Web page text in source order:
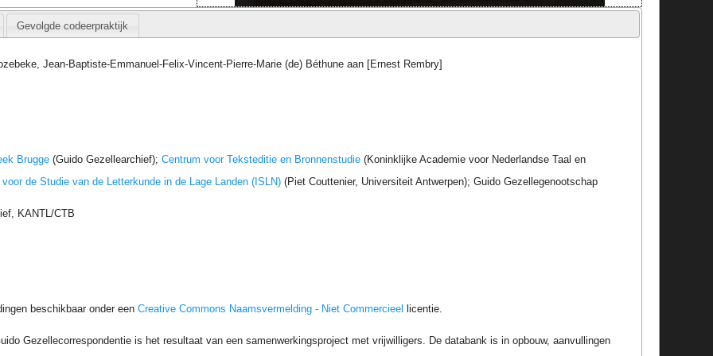
Gevolgde codeerpraktijk
Jean-Baptiste-Emmanuel-Felix-Vincent-Pierre-Marie (de) Béthune aan [Ernest Rembry]
Brugge (Guido Gezellearchief);Centrum voor Teksteditie en Bronnenstudie (Koninklijke Academie voor Nederlandse Taal en
de Studie van de Letterkunde in de Lage Landen (ISLN) (Piet Couttenier, Universiteit Antwerpen); Guido Gezellegenootschap
KANTL/CTB
beschikbaar onder eenCreative Commons Naamsvermelding - Niet Commercieel licentie.
Gezellecorrespondentie is het resultaat van een samenwerkingsproject met vrijwilligers. De databank is in opbouw, aanvullingen